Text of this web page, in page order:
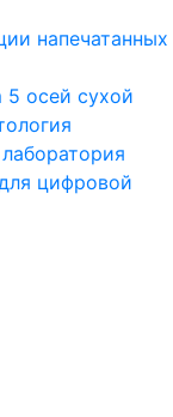
напечатанных
5 осей сухой
цифровой